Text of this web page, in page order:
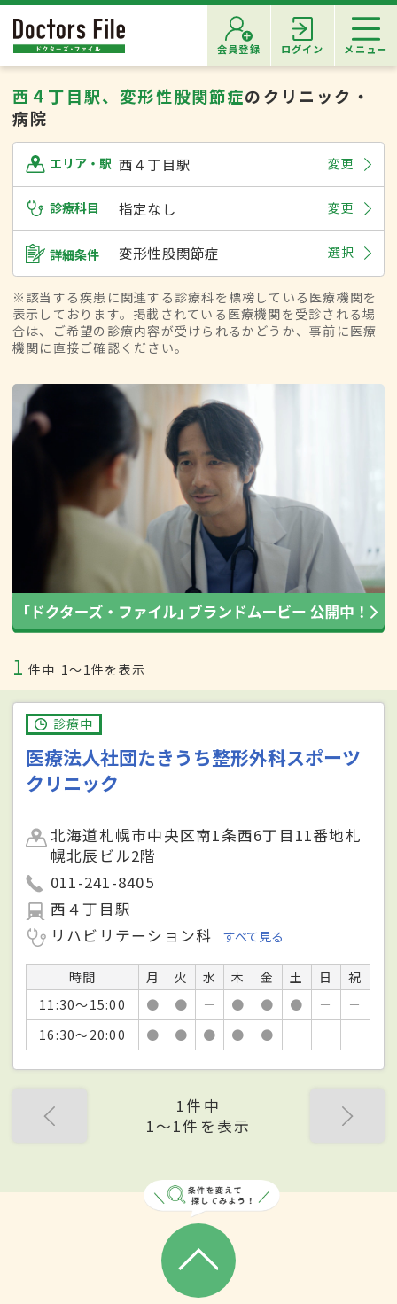
会員登録 ログイン メニュー
西４丁目駅、変形性股関節症のクリニック・
病院
エリア・駅 西４丁目駅 変更
診療科目 指定なし 変更
詳細条件 変形性股関節症 選択
※該当する疾患に関連する診療科を標榜している医療機関を
表示しております。掲載されている医療機関を受診される場
合は、ご希望の診療内容が受けられるかどうか、事前に医療
機関に直接ご確認ください。
1 件中 1〜1件を表示
診療中
医療法人社団たきうち整形外科スポーツ
クリニック
北海道札幌市中央区南1条西6丁目11番地札
幌北辰ビル2階
011-241-8405
西４丁目駅
リハビリテーション科
すべて見る
時間 月 火 水 木 金 土 日
祝
11:30～15:00
● ● － ● ● ● －
－
16:30～20:00
● ● ● ● ● － － －
1件中
1〜1件を表示